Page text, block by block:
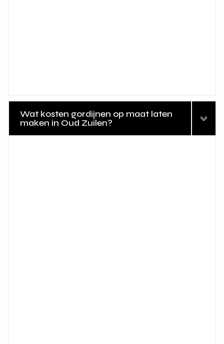
Wat kosten gordijnen op maat laten
maken in Oud Zuilen?